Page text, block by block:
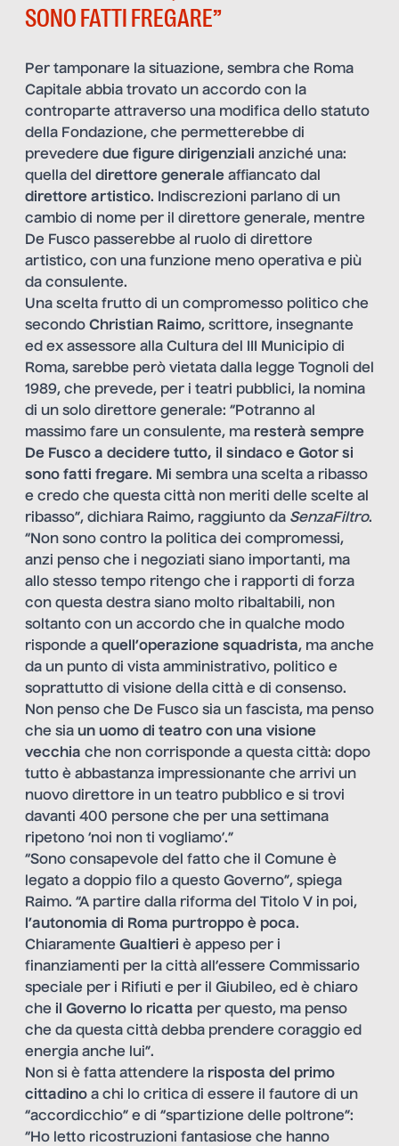
SONO FATTI FREGARE”
Per tamponare la situazione, sembra che Roma
Capitale abbia trovato un accordo con la
controparte attraverso una modifica dello statuto
della Fondazione, che permetterebbe di
prevedere due figure dirigenziali anziché una:
quella del direttore generale affiancato dal
direttore artistico. Indiscrezioni parlano di un
cambio di nome per il direttore generale, mentre
De Fusco passerebbe al ruolo di direttore
artistico, con una funzione meno operativa e più
da consulente.
Una scelta frutto di un compromesso politico che
secondo Christian Raimo, scrittore, insegnante
ed ex assessore alla Cultura del III Municipio di
Roma, sarebbe però vietata dalla legge Tognoli del
1989, che prevede, per i teatri pubblici, la nomina
di un solo direttore generale: “Potranno al
massimo fare un consulente, ma resterà sempre
De Fusco a decidere tutto, il sindaco e Gotor si
sono fatti fregare. Mi sembra una scelta a ribasso
e credo che questa città non meriti delle scelte al
ribasso”, dichiara Raimo, raggiunto da SenzaFiltro.
“Non sono contro la politica dei compromessi,
anzi penso che i negoziati siano importanti, ma
allo stesso tempo ritengo che i rapporti di forza
con questa destra siano molto ribaltabili, non
soltanto con un accordo che in qualche modo
risponde a quell’operazione squadrista, ma anche
da un punto di vista amministrativo, politico e
soprattutto di visione della città e di consenso.
Non penso che De Fusco sia un fascista, ma penso
che sia un uomo di teatro con una visione
vecchia che non corrisponde a questa città: dopo
tutto è abbastanza impressionante che arrivi un
nuovo direttore in un teatro pubblico e si trovi
davanti 400 persone che per una settimana
ripetono ‘noi non ti vogliamo’.”
“Sono consapevole del fatto che il Comune è
legato a doppio filo a questo Governo”, spiega
Raimo. “A partire dalla riforma del Titolo V in poi,
l’autonomia di Roma purtroppo è poca.
Chiaramente Gualtieri è appeso per i
finanziamenti per la città all’essere Commissario
speciale per i Rifiuti e per il Giubileo, ed è chiaro
che il Governo lo ricatta per questo, ma penso
che da questa città debba prendere coraggio ed
energia anche lui”.
Non si è fatta attendere la risposta del primo
cittadino a chi lo critica di essere il fautore di un
“accordicchio” e di “spartizione delle poltrone”:
“Ho letto ricostruzioni fantasiose che hanno